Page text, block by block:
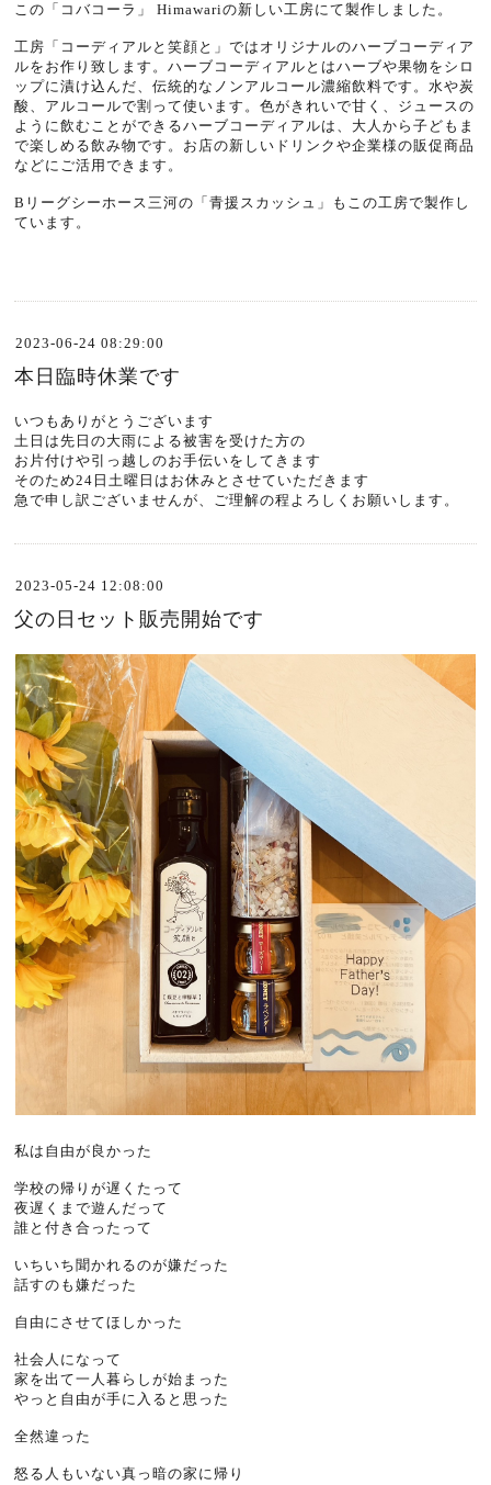
この「コバコーラ」 Himawariの新しい工房にて製作しました。
工房「コーディアルと笑顔と」ではオリジナルのハーブコーディア
ルをお作り致します。ハーブコーディアルとはハーブや果物をシロ
ップに漬け込んだ、伝統的なノンアルコール濃縮飲料です。水や炭
酸、アルコールで割って使います。色がきれいで甘く、ジュースの
ように飲むことができるハーブコーディアルは、大人から子どもま
で楽しめる飲み物です。お店の新しいドリンクや企業様の販促商品
などにご活用できます。
Bリーグシーホース三河の「青援スカッシュ」もこの工房で製作し
ています。
2023-06-24 08:29:00
本日臨時休業です
いつもありがとうございます
土日は先日の大雨による被害を受けた方の
お片付けや引っ越しのお手伝いをしてきます
そのため24日土曜日はお休みとさせていただきます
急で申し訳ございませんが、ご理解の程よろしくお願いします。
2023-05-24 12:08:00
父の日セット販売開始です
私は自由が良かった
学校の帰りが遅くたって
夜遅くまで遊んだって
誰と付き合ったって
いちいち聞かれるのが嫌だった
話すのも嫌だった
自由にさせてほしかった
社会人になって
家を出て一人暮らしが始まった
やっと自由が手に入ると思った
全然違った
怒る人もいない真っ暗の家に帰り